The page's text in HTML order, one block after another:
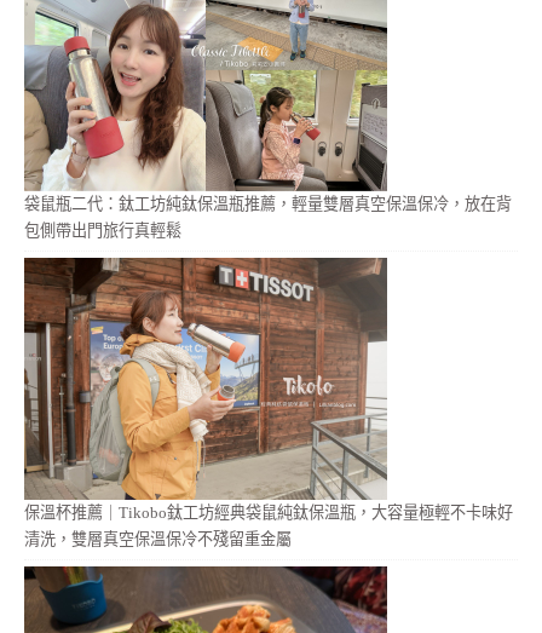
袋鼠瓶二代：鈦工坊純鈦保溫瓶推薦，輕量雙層真空保溫保冷，放在背
包側帶出門旅行真輕鬆
保溫杯推薦｜Tikobo鈦工坊經典袋鼠純鈦保溫瓶，大容量極輕不卡味好
清洗，雙層真空保溫保冷不殘留重金屬